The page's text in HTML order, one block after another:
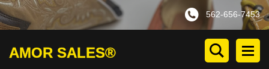
562-656-7453
AMOR SALES®